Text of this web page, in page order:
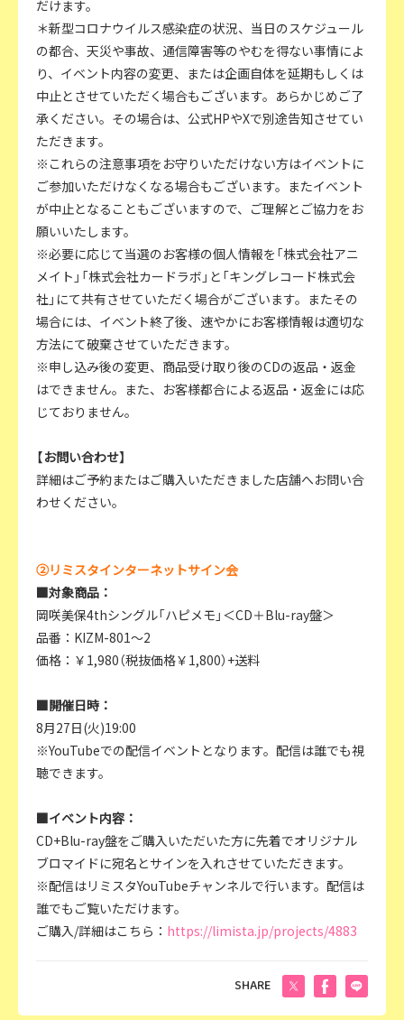
だけます。
＊新型コロナウイルス感染症の状況、当日のスケジュール
の都合、天災や事故、通信障害等のやむを得ない事情によ
り、イベント内容の変更、または企画自体を延期もしくは
中止とさせていただく場合もございます。あらかじめご了
承ください。その場合は、公式HPやXで別途告知させてい
ただきます。
※これらの注意事項をお守りいただけない方はイベントに
ご参加いただけなくなる場合もございます。またイベント
が中止となることもございますので、ご理解とご協力をお
願いいたします。
※必要に応じて当選のお客様の個人情報を「株式会社アニ
メイト」「株式会社カードラボ」と「キングレコード株式会
社」にて共有させていただく場合がございます。またその
場合には、イベント終了後、速やかにお客様情報は適切な
方法にて破棄させていただきます。
※申し込み後の変更、商品受け取り後のCDの返品・返金
はできません。また、お客様都合による返品・返金には応
じておりません。
【お問い合わせ】
詳細はご予約またはご購入いただきました店舗へお問い合
わせください。
②リミスタインターネットサイン会
■対象商品：
岡咲美保4thシングル「ハピメモ」＜CD＋Blu-ray盤＞
品番：KIZM-801～2
価格：￥1,980（税抜価格￥1,800）+送料
■開催日時：
8月27日(火)19:00
※YouTubeでの配信イベントとなります。配信は誰でも視
聴できます。
■イベント内容：
CD+Blu-ray盤をご購入いただいた方に先着でオリジナル
ブロマイドに宛名とサインを入れさせていただきます。
※配信はリミスタYouTubeチャンネルで行います。配信は
誰でもご覧いただけます。
ご購入/詳細はこちら： https://limista.jp/projects/4883
SHARE